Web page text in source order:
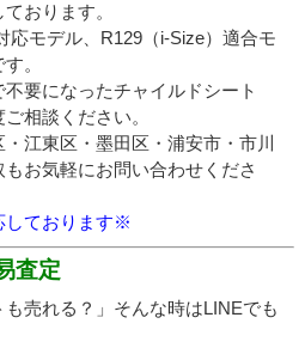
おります。
応モデル、R129（i-Size）適合モ
。
要になったチャイルドシート
相談ください。
江東区・墨田区・浦安市・市川
お気軽にお問い合わせくださ
しております※
査定
も売れる？」そんな時はLINEでも